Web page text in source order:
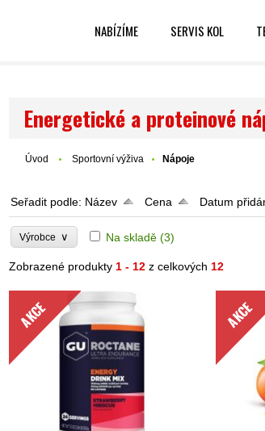
NABÍZÍME SERVIS KOL
Energetické a proteinové
Úvod Sportovní výživa Nápoje
Seřadit podle: Název Cena Datum
Výrobce ∨ Na skladě (3)
Zobrazené produkty 1 - 12 z celkových 12
AKCE AKCE